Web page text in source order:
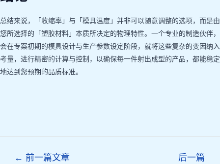
总结来说，「收缩率」与「模具温度」并非可以随意调整的选项，而是由
您所选择的「塑胶材料」本质所决定的物理特性。一个专业的制造伙伴，
会在专案初期的模具设计与生产参数设定阶段，就将这些复杂的变因纳入
考量，进行精密的计算与控制，以确保每一件射出成型的产品，都能稳定
地达到您预期的品质标准。
← 前一篇文章
后一篇